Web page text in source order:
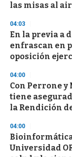
las misas al
04:03
En la previa a
enfrascan en
oposición
04:00
Con Perrone
tiene
la Rendición
04:00
Universidad